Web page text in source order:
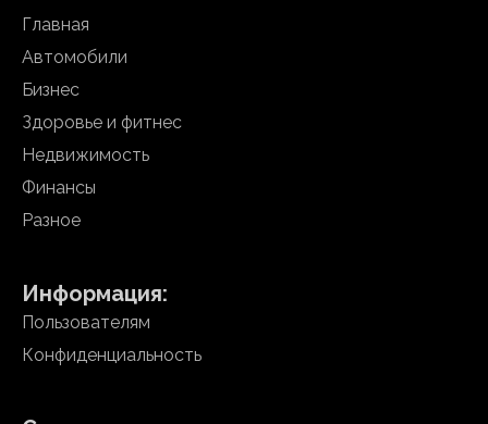
Главная
Автомобили
Бизнес
Здоровье и фитнес
Недвижимость
Финансы
Разное
Информация:
Пользователям
Конфиденциальность